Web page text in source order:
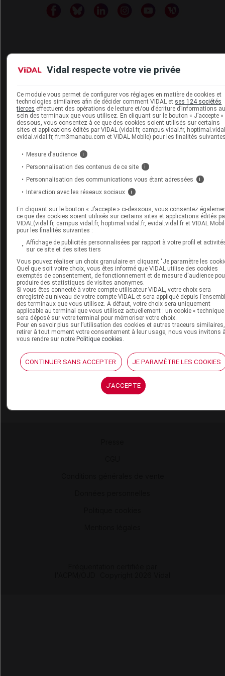
Boutique
VIDAL Hoptimal
eVIDAL
VIDAL Mobile
VIDAL widget
VIDAL Sécurisation
Espace institutionnel
Qui sommes-nous ?
Carrières
Charte éthique et
déontologique
Service client
Contact
Aide
Espace partenaires
Éditeurs de logiciel
VIDAL sur votre site
Vidal Mobile
Vidal respecte votre vie privée
Ce module vous permet de configurer vos réglages en matière de cookies et
technologies similaires afin de décider comment VIDAL et ses 124 sociétés
tierces effectuent des opérations de lecture et/ou d’écriture d’informations
sein des terminaux que vous utilisez. En cliquant sur le bouton « J’accepte »
dessous, vous consentez à ce que des cookies soient utilisés sur certains
sites et applications édités par VIDAL (vidal.fr, campus.vidal.fr,
evidal.vidal.fr, fr.m3manabu.com et VIDAL Mobile) pour les finalités
Mesure d’audience i
Personnalisation des contenus de ce site i
Personnalisation des communications vous étant adressées i
Interaction avec les réseaux sociaux i
En cliquant sur le bouton « J’accepte » ci-dessous, vous consentez
ce que des cookies soient utilisés sur certains sites et applications édités
VIDAL(vidal.fr, campus.vidal.fr, hoptimal.vidal.fr, evidal.vidal.fr et VIDAL
pour les finalités suivantes :
Affichage de publicités personnalisées par rapport à votre profil et
sur ce site et des sites tiers
Vous pouvez réaliser un choix granulaire en cliquant "Je paramètre les
Quel que soit votre choix, vous êtes informé que VIDAL utilise des cookies
exemptés de consentement, de fonctionnement et de mesure d'audience
produire des statistiques de visites anonymes.
Si vous êtes connecté à votre compte utilisateur VIDAL, votre choix sera
enregistré au niveau de votre compte VIDAL et sera appliqué depuis
des terminaux que vous utilisez. A défaut, votre choix sera uniquement
applicable au terminal que vous utilisez actuellement : un cookie « technique
sera déposé sur votre terminal pour mémoriser votre choix.
Pour en savoir plus sur l’utilisation des cookies et autres traceurs
retirer à tout moment votre consentement à leur usage, nous vous invitons
vous rendre sur notre Politique cookies.
CONTINUER SANS ACCEPTER JE PARAMÈTRE LES COOKIES
J'ACCEPTE